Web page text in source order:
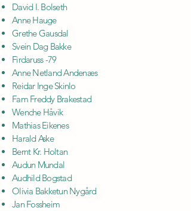
David I. Bolseth
Anne Hauge
Grethe Gausdal
Svein Dag Bakke
Firdaruss -79
Anne Netland Andenæs
Reidar Inge Skinlo
Fam Freddy Brakestad
Wenche Håvik
Mathias Eikenes
Harald Aske
Bernt Kr. Holtan
Audun Mundal
Audhild Bogstad
Olivia Bakketun Nygård
Jan Fossheim